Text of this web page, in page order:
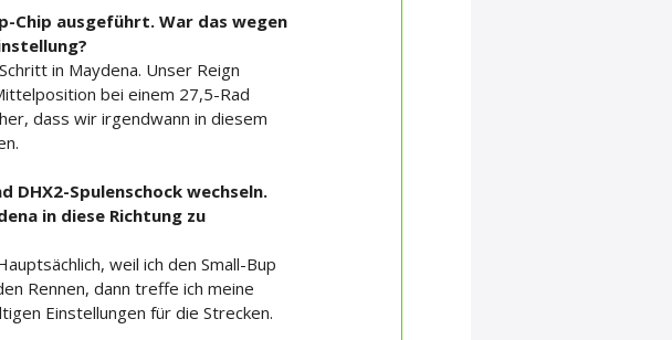
Chip ausgeführt. War das wegen
in Maydena. Unser Reign
bei einem 27,5-Rad
dass wir irgendwann in diesem
DHX2-Spulenschock wechseln.
in diese Richtung zu
weil ich den Small-Bup
Rennen, dann treffe ich meine
Einstellungen für die Strecken.